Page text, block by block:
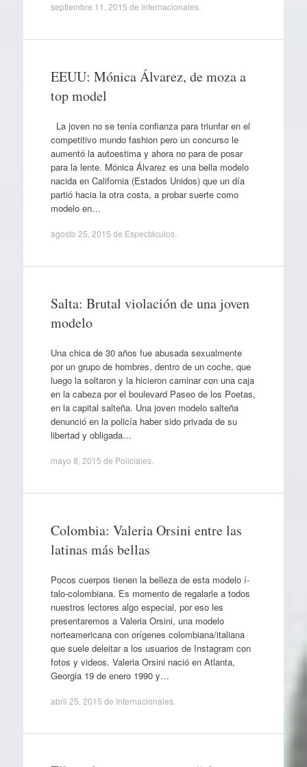
septiembre 11, 2015 de Internacionales.
EEUU: Mónica Álvarez, de moza a
top model
La joven no se tenía confianza para triunfar en el
competitivo mundo fashion pero un concurso le
aumentó la autoestima y ahora no para de posar
para la lente. Mónica Álvarez es una bella modelo
nacida en California (Estados Unidos) que un día
partió hacia la otra costa, a probar suerte como
modelo en…
agosto 25, 2015 de Espectáculos.
Salta: Brutal violación de una joven
modelo
Una chica de 30 años fue abusada sexualmente
por un grupo de hombres, dentro de un coche, que
luego la soltaron y la hicieron caminar con una caja
en la cabeza por el boulevard Paseo de los Poetas,
en la capital salteña. Una joven modelo salteña
denunció en la policía haber sido privada de su
libertad y obligada…
mayo 8, 2015 de Policiales.
Colombia: Valeria Orsini entre las
latinas más bellas
Pocos cuerpos tienen la belleza de esta modelo í­
talo-colombiana. Es momento de regalarle a todos
nuestros lectores algo especial, por eso les
presentaremos a Valeria Orsini, una modelo
norteamericana con orígenes colombiana/italiana
que suele deleitar a los usuarios de Instagram con
fotos y videos. Valeria Orsini nació en Atlanta,
Georgia 19 de enero 1990 y…
abril 25, 2015 de Internacionales.